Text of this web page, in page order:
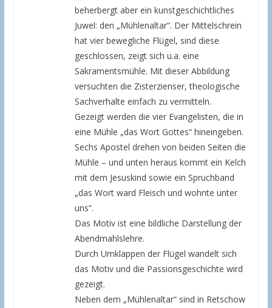
beherbergt aber ein kunstgeschichtliches
Juwel: den „Mühlenaltar“. Der Mittelschrein
hat vier bewegliche Flügel, sind diese
geschlossen, zeigt sich u.a. eine
Sakramentsmühle. Mit dieser Abbildung
versuchten die Zisterzienser, theologische
Sachverhalte einfach zu vermitteln.
Gezeigt werden die vier Evangelisten, die in
eine Mühle „das Wort Gottes“ hineingeben.
Sechs Apostel drehen von beiden Seiten die
Mühle – und unten heraus kommt ein Kelch
mit dem Jesuskind sowie ein Spruchband
„das Wort ward Fleisch und wohnte unter
uns“.
Das Motiv ist eine bildliche Darstellung der
Abendmahlslehre.
Durch Umklappen der Flügel wandelt sich
das Motiv und die Passionsgeschichte wird
gezeigt.
Neben dem „Mühlenaltar“ sind in Retschow